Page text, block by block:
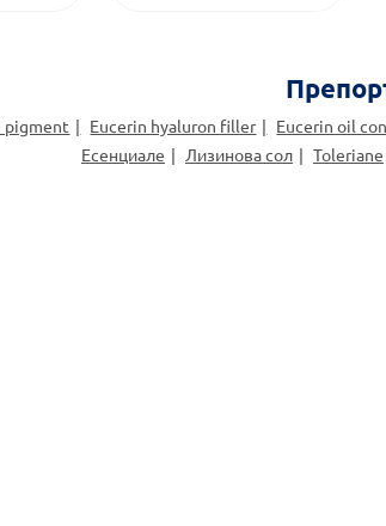
pigment Eucerin hyaluron filler Eucerin oil
Есенциале
Лизинова сол Toleriane